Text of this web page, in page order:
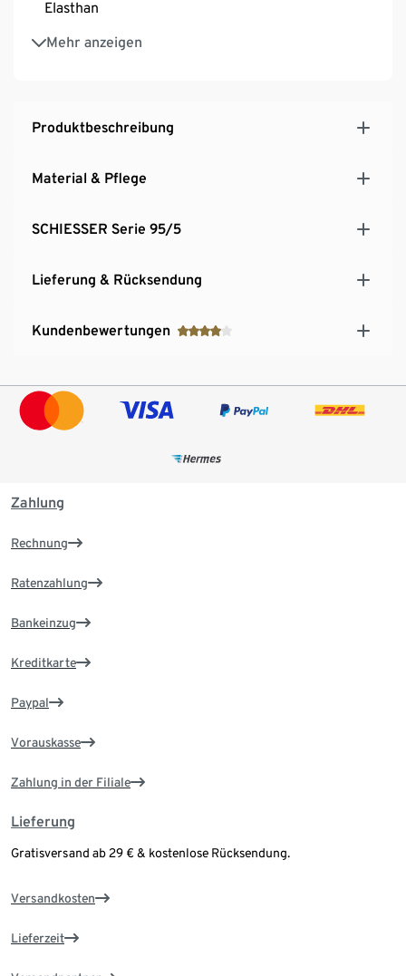
Elasthan
Mehr anzeigen
Seidigweiche, elastische Single-Jersey-Qualität
Produktbeschreibung
Material & Pflege
SCHIESSER Serie 95/5
Lieferung & Rücksendung
Kundenbewertungen
Zahlung
Rechnung
Ratenzahlung
Bankeinzug
Kreditkarte
Paypal
Vorauskasse
Zahlung in der Filiale
Lieferung
Gratisversand ab 29 € & kostenlose Rücksendung.
Versandkosten
Lieferzeit